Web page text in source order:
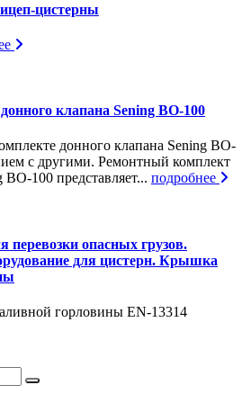
цистерны
клапана Sening BO-100
донного клапана Sening BO-
с другими. Ремонтный комплект
100 представляет... подробнее
перевозки опасных грузов.
для цистерн. Крышка
горловины EN-13314